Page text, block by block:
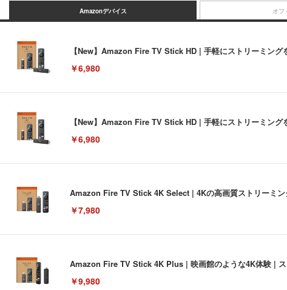
Amazonデバイス
【New】Amazon Fire TV Stick HD | 手軽にストリーミン
￥6,980
【New】Amazon Fire TV Stick HD | 手軽にストリーミン
￥6,980
Amazon Fire TV Stick 4K Select | 4Kの高画質ストリーミ
￥7,980
Amazon Fire TV Stick 4K Plus | 映画館のような4K体験 |
￥9,980
オフ